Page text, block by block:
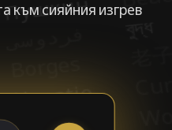
към сияйния изгрев